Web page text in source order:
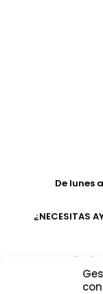
De lunes
¿NECESITAS